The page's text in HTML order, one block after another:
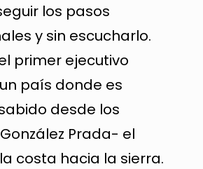
los pasos
y sin escucharlo.
primer ejecutivo
país donde es
desde los
Prada- el
costa hacia la sierra.